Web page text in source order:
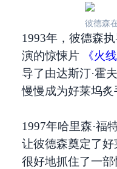
彼德森
1993年，彼德森
演的惊悚片《火线
导了由达斯汀·霍
慢慢成为好莱坞炙
1997年哈里森·福
让彼德森奠定了好
很好地抓住了一